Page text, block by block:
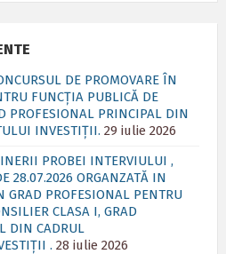
DE PROMOVARE ÎN
FUNCȚIA PUBLICĂ DE
PROFESIONAL PRINCIPAL DIN
INVESTIȚII. 29 iulie 2026
PROBEI INTERVIULUI ,
28.07.2026 ORGANZATĂ IN
GRAD PROFESIONAL PENTRU
CLASA I, GRAD
DIN CADRUL
. 28 iulie 2026